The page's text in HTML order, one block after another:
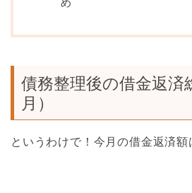
債務整理後の借金返済
月）
というわけで！今月の借金返済額